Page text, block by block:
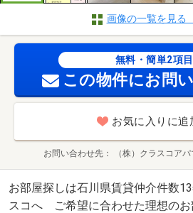
画像の一覧を見る
無料・簡単2項目
この物件にお問
お気に入りに追
お問い合わせ先 （株）クラスコア
お部屋探しは石川県賃貸仲介件数
スコへ ご希望に合わせた理想のお